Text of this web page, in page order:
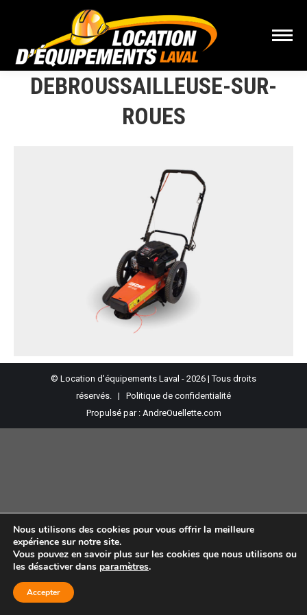
DEBROUSSAILLEUSE-SUR-
ROUES
© Location d'équipements Laval - 2026 | Tous droits
réservés. | Politique de confidentialité
Propulsé par : AndreOuellette.com
Nous utilisons des cookies pour vous offrir la meilleure
expérience sur notre site.
Vous pouvez en savoir plus sur les cookies que nous utilisons ou
les désactiver dans paramètres.
Accepter